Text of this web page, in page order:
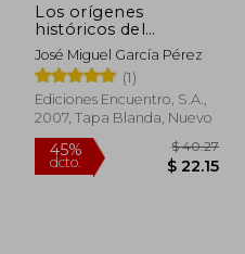
Los orígenes
históricos del
cristianismo (Ensayo)
José Miguel García Pérez
(1)
Ediciones Encuentro, S.A.,
2007, Tapa Blanda, Nuevo